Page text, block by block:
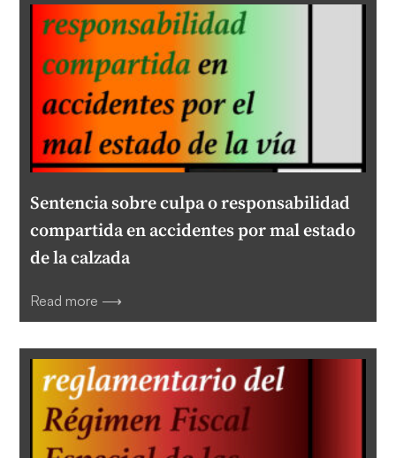
Sentencia sobre culpa o responsabilidad
compartida en accidentes por mal estado
de la calzada
Read more ⟶